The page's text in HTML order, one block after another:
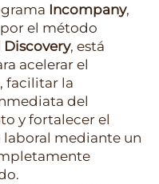
Incompany,
el método
, está
acelerar el
facilitar la
del
y fortalecer el
laboral mediante un